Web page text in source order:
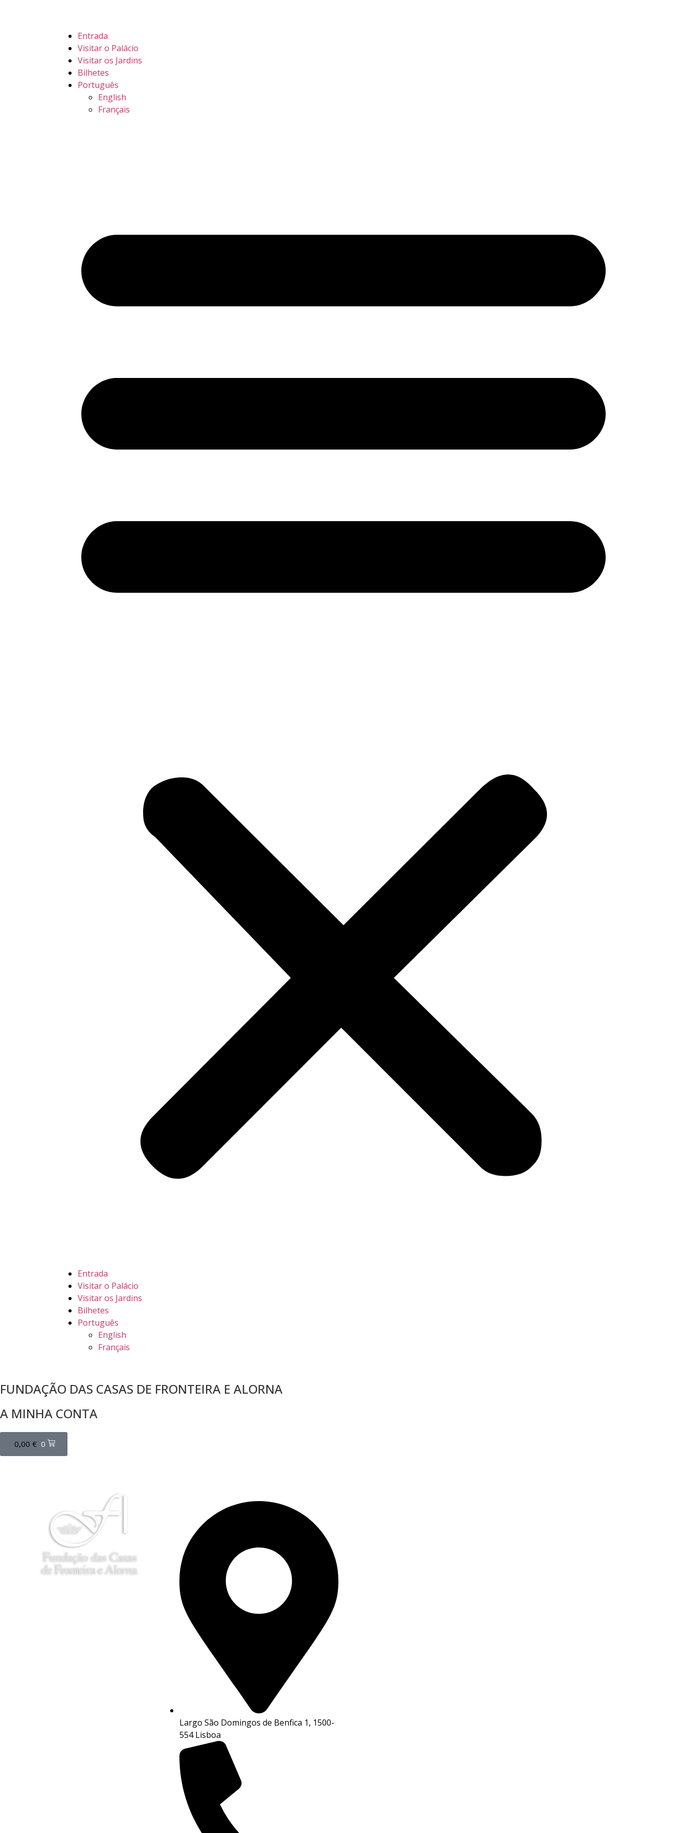
Entrada
Visitar o Palácio
Visitar os Jardins
Bilhetes
Português
English
Français
Entrada
Visitar o Palácio
Visitar os Jardins
Bilhetes
Português
English
Français
FUNDAÇÃO DAS CASAS DE FRONTEIRA E ALORNA
A MINHA CONTA
0,00 € 0
Largo São Domingos de Benfica 1, 1500-
554 Lisboa